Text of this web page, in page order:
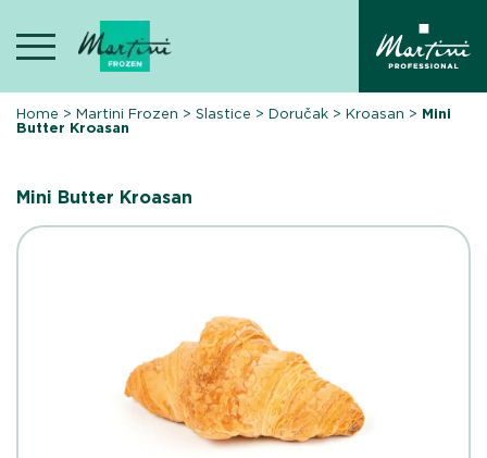
content
Home >Martini Frozen >Slastice >Doručak >Kroasan > Mini
Butter Kroasan
Mini Butter Kroasan